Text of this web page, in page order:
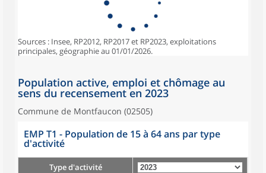
Sources : Insee, RP2012, RP2017 et RP2023, exploitations
principales, géographie au 01/01/2026.
Population active, emploi et chômage au
sens du recensement en 2023
Commune de Montfaucon (02505)
EMP T1 - Population de 15 à 64 ans par type
d'activité
Type d'activité